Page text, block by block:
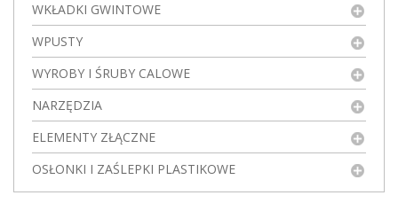
WKŁADKI GWINTOWE
WPUSTY
WYROBY I ŚRUBY CALOWE
NARZĘDZIA
ELEMENTY ZŁĄCZNE
OSŁONKI I ZAŚLEPKI PLASTIKOWE